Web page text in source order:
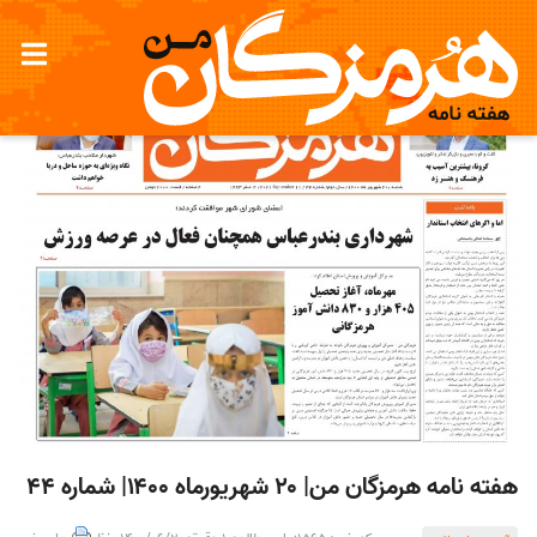
هفته نامه هرمزگان من| ۲۰ شهریورماه ۱۴۰۰| شماره ۴۴